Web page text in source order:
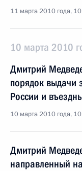
11 марта 2010 года,
10 марта 2010
Дмитрий
порядок выдачи
России и
10 марта 2010 года,
Дмитрий
направленный